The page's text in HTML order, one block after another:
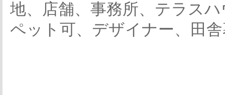
地、店舗、事務所、テラス
ペット可、デザイナー、田